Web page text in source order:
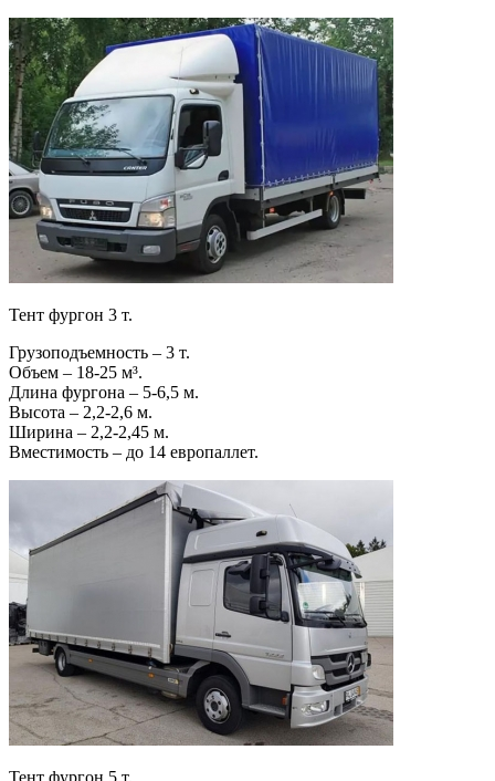
Тент фургон 3 т.
Грузоподъемность – 3 т.
Объем – 18-25 м³.
Длина фургона – 5-6,5 м.
Высота – 2,2-2,6 м.
Ширина – 2,2-2,45 м.
Вместимость – до 14 европаллет.
Тент фургон 5 т.